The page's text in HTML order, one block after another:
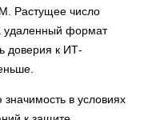
Растущее число
удаленный формат
доверия к ИТ-
в условиях